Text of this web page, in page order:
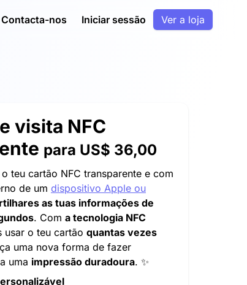
Contacta-nos Iniciar sessão Ver a loja
visita NFC
para US$ 36,00
teu cartão NFC transparente e com
de um dispositivo Apple ou
as tuas informações de
. Com a tecnologia NFC
usar o teu cartão quantas vezes
uma nova forma de fazer
uma impressão duradoura. ✨